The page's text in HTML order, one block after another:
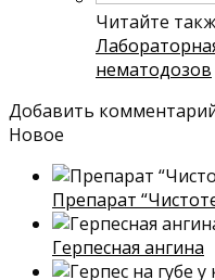
Читайте
нематодозов
Добавить
Новое
Препарат
Герпесная ангина